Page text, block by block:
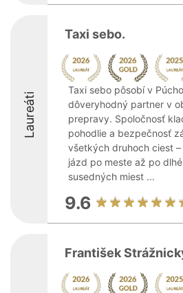
Laureáti
Taxi sebo.
Taxi sebo pôsobí v
dôveryhodný partner v
prepravy. Spoločnosť
pohodlie a bezpečnosť
všetkých druhoch ciest
jázd po meste až po
susedných miest ...
9.6
František